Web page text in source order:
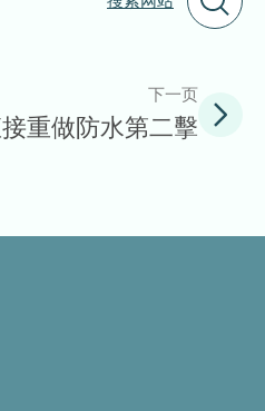
下一页
重做防水第二擊